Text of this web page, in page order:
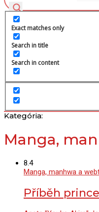
Exact matches only
Search in title
Search in content
Kategória:
Manga,
8.4
Manga, manhwa a
Příběh